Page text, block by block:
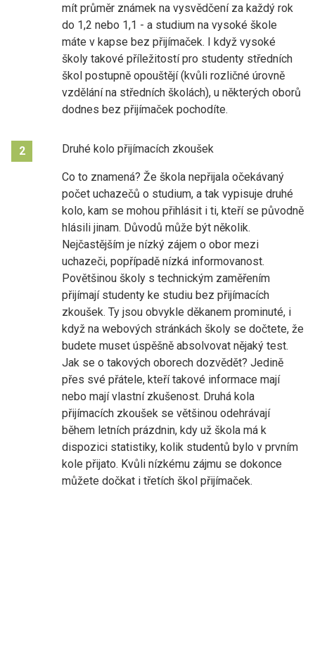
mít průměr známek na vysvědčení za každý rok
do 1,2 nebo 1,1 - a studium na vysoké škole
máte v kapse bez přijímaček. I když vysoké
školy takové příležitostí pro studenty středních
škol postupně opouštějí (kvůli rozličné úrovně
vzdělání na středních školách), u některých oborů
dodnes bez přijímaček pochodíte.
2 Druhé kolo přijímacích zkoušek
Co to znamená? Že škola nepřijala očekávaný
počet uchazečů o studium, a tak vypisuje druhé
kolo, kam se mohou přihlásit i ti, kteří se původně
hlásili jinam. Důvodů může být několik.
Nejčastějším je nízký zájem o obor mezi
uchazeči, popřípadě nízká informovanost.
Povětšinou školy s technickým zaměřením
přijímají studenty ke studiu bez přijímacích
zkoušek. Ty jsou obvykle děkanem prominuté, i
když na webových stránkách školy se dočtete, že
budete muset úspěšně absolvovat nějaký test.
Jak se o takových oborech dozvědět? Jedině
přes své přátele, kteří takové informace mají
nebo mají vlastní zkušenost. Druhá kola
přijímacích zkoušek se většinou odehrávají
během letních prázdnin, kdy už škola má k
dispozici statistiky, kolik studentů bylo v prvním
kole přijato. Kvůli nízkému zájmu se dokonce
můžete dočkat i třetích škol přijímaček.